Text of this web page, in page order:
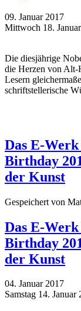
09. Januar 2017
Mittwoch 18.
Die diesjährige
die Herzen von
Lesern
schriftstellerische
Das E-
Birthday
der Kunst
Gespeichert von
Das E-
Birthday
der Kunst
04. Januar 2017
Samstag 14.